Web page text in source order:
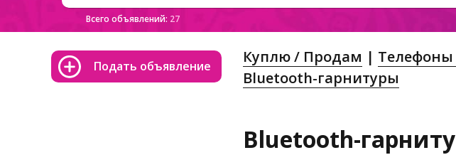
Всего объявлений: 27
Подать объявление Куплю / Продам Телефоны
Bluetooth-гарнитуры
Bluetooth-